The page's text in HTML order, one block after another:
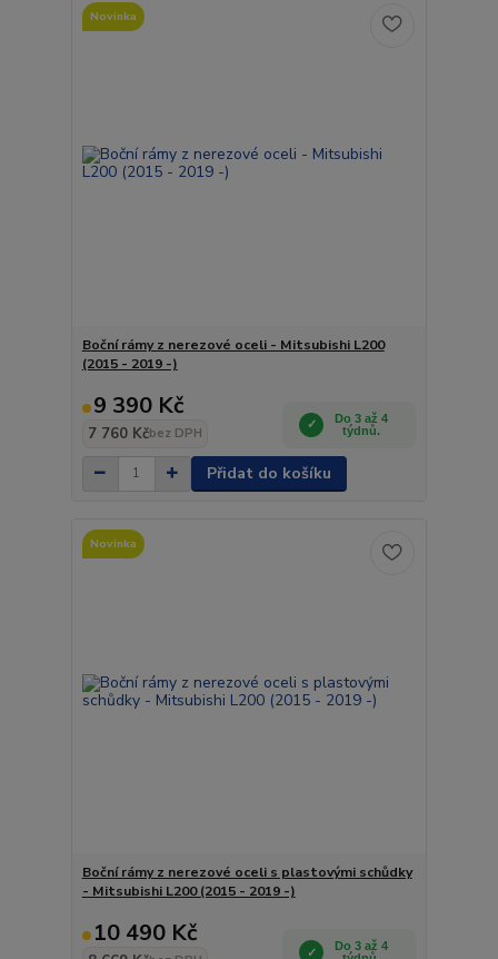
Novinka
Boční rámy z nerezové oceli - Mitsubishi L200
(2015 - 2019 -)
9 390 Kč
7 760 Kčbez DPH
Do 3 až 4
týdnů.
Přidat do košíku
Novinka
Boční rámy z nerezové oceli s plastovými schůdky
- Mitsubishi L200 (2015 - 2019 -)
10 490 Kč
Do 3 až 4